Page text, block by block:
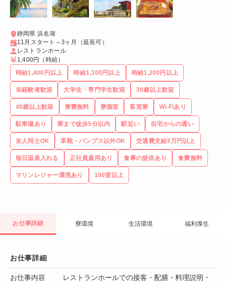
静岡県 浜名湖
11月スタート～3ヶ月（延長可）
レストランホール
1,400円 （時給）
時給1,400円以上
時給1,300円以上 時給1,200円以上
未経験者歓迎 大学生・専門学生歓迎 30歳以上歓迎
40歳以上歓迎 寮費無料 寮個室 客室寮 Wi-Fiあり
駐車場あり 寮まで徒歩5分以内 駅近い 自宅からの通い
友人同士OK 革靴・パンプス以外OK 交通費支給3万円以上
毎日温泉入れる 正社員雇用あり 食事の提供あり 食費無料
マリンレジャー環境あり 100室以上
お仕事詳細 寮環境 生活環境 福利厚生
お仕事詳細
お仕事内容
レストランホールでの接客・配膳・料理説明・